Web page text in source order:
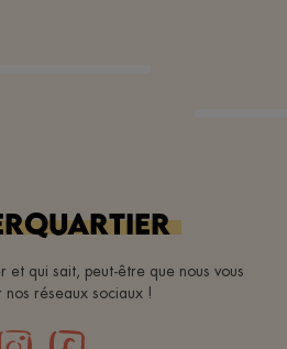
et qui sait, peut-être que nous vous
nos réseaux sociaux !